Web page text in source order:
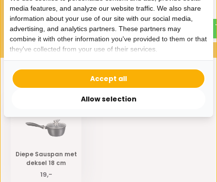
15,- 17,50
Eerder bekeken door jou
Diepe Sauspan met
deksel 18 cm
19,-
media features, and analyze our website traffic. We also share
information about your use of our site with our social media,
advertising, and analytics partners. These partners may
combine it with other information you've provided to them or that
they've collected from your use of their services.
Allow selection
Accept all